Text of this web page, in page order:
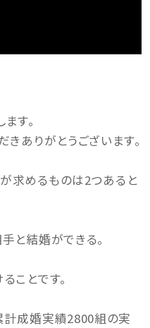
す。
ありがとうございます。
求めるものは2つあると
と結婚ができる。
ことです。
成婚実績2800組の実